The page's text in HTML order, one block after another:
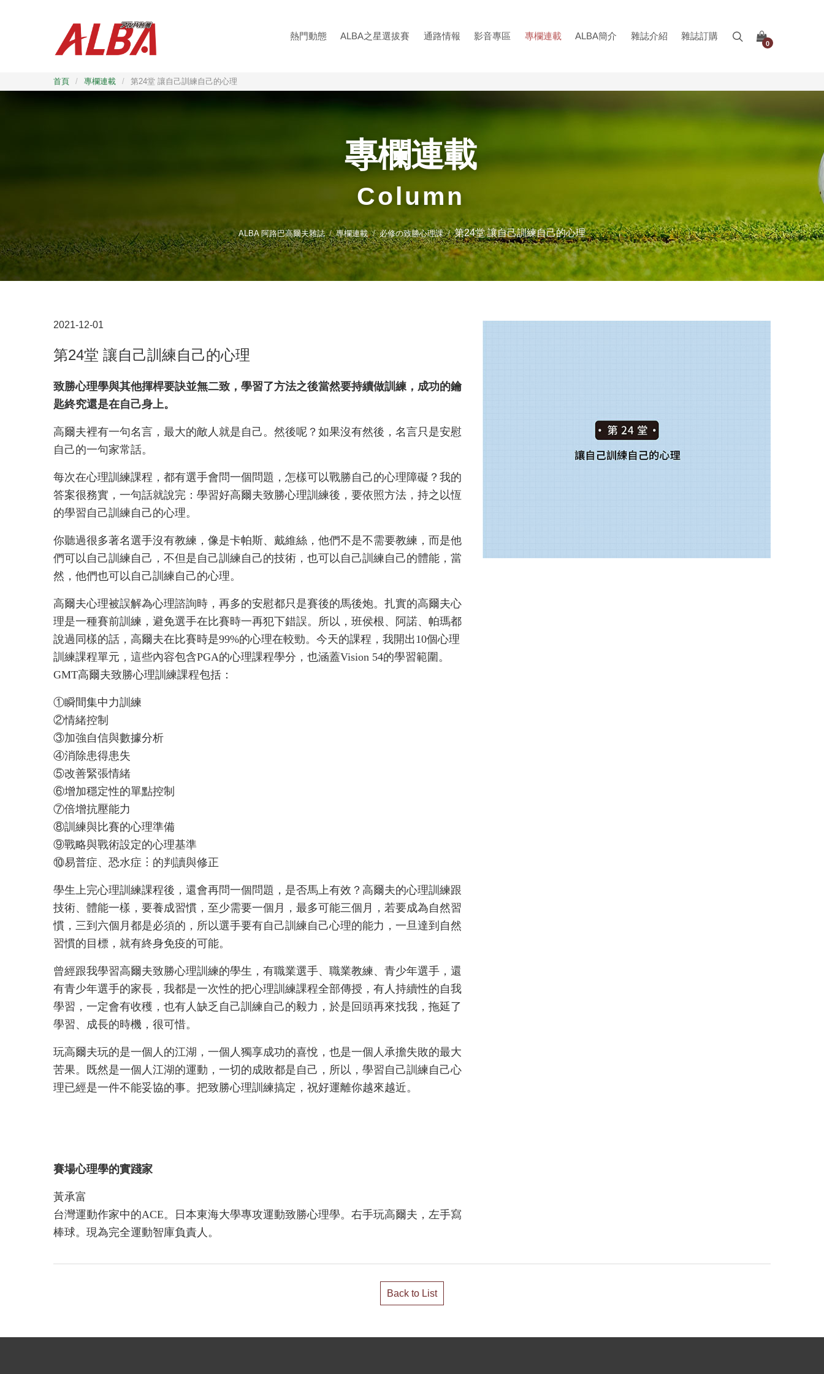
熱門動態 ALBA之星選拔賽 通路情報 影音專區 專欄連載 ALBA簡介 雜誌介紹 雜誌訂購
0
首頁 / 專欄連載 / 第24堂 讓自己訓練自己的心理
專欄連載
Column
ALBA 阿路巴高爾夫雜誌 專欄連載 必修の致勝心理課 第24堂 讓自己訓練自己的心理
2021-12-01
第24堂 讓自己訓練自己的心理
致勝心理學與其他揮桿要訣並無二致，學習了方法之後當然要持續做訓練，成功的鑰
匙終究還是在自己身上。
高爾夫裡有一句名言，最大的敵人就是自己。然後呢？如果沒有然後，名言只是安慰
自己的一句家常話。
每次在心理訓練課程，都有選手會問一個問題，怎樣可以戰勝自己的心理障礙？我的
答案很務實，一句話就說完：學習好高爾夫致勝心理訓練後，要依照方法，持之以恆
的學習自己訓練自己的心理。
你聽過很多著名選手沒有教練，像是卡帕斯、戴維絲，他們不是不需要教練，而是他
們可以自己訓練自己，不但是自己訓練自己的技術，也可以自己訓練自己的體能，當
然，他們也可以自己訓練自己的心理。
高爾夫心理被誤解為心理諮詢時，再多的安慰都只是賽後的馬後炮。扎實的高爾夫心
理是一種賽前訓練，避免選手在比賽時一再犯下錯誤。所以，班侯根、阿諾、帕瑪都
說過同樣的話，高爾夫在比賽時是99%的心理在較勁。今天的課程，我開出10個心理
訓練課程單元，這些內容包含PGA的心理課程學分，也涵蓋Vision 54的學習範圍。
GMT高爾夫致勝心理訓練課程包括：
①瞬間集中力訓練
②情緒控制
③加強自信與數據分析
④消除患得患失
⑤改善緊張情緒
⑥增加穩定性的單點控制
⑦倍增抗壓能力
⑧訓練與比賽的心理準備
⑨戰略與戰術設定的心理基準
⑩易普症、恐水症︙的判讀與修正
學生上完心理訓練課程後，還會再問一個問題，是否馬上有效？高爾夫的心理訓練跟
技術、體能一樣，要養成習慣，至少需要一個月，最多可能三個月，若要成為自然習
慣，三到六個月都是必須的，所以選手要有自己訓練自己心理的能力，一旦達到自然
習慣的目標，就有終身免疫的可能。
曾經跟我學習高爾夫致勝心理訓練的學生，有職業選手、職業教練、青少年選手，還
有青少年選手的家長，我都是一次性的把心理訓練課程全部傳授，有人持續性的自我
學習，一定會有收穫，也有人缺乏自己訓練自己的毅力，於是回頭再來找我，拖延了
學習、成長的時機，很可惜。
玩高爾夫玩的是一個人的江湖，一個人獨享成功的喜悅，也是一個人承擔失敗的最大
苦果。既然是一個人江湖的運動，一切的成敗都是自己，所以，學習自己訓練自己心
理已經是一件不能妥協的事。把致勝心理訓練搞定，祝好運離你越來越近。
賽場心理學的實踐家
黃承富
台灣運動作家中的ACE。日本東海大學專攻運動致勝心理學。右手玩高爾夫，左手寫
棒球。現為完全運動智庫負責人。
Back to List